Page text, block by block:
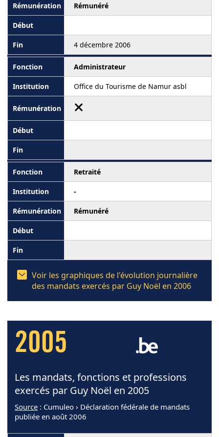
Rémunéré
4 décembre 2006
Administrateur
Office du Tourisme de Namur asbl
Retraité
-
Rémunéré
Voir les graphiques de l'évolution journalière
des mandats exercés par Guy Noël en 2006
2005
Les mandats, fonctions et professions
exercés par Guy Noël en 2005
Source : Cumuleo › Déclaration fédérale de mandats
publiée en août 2006